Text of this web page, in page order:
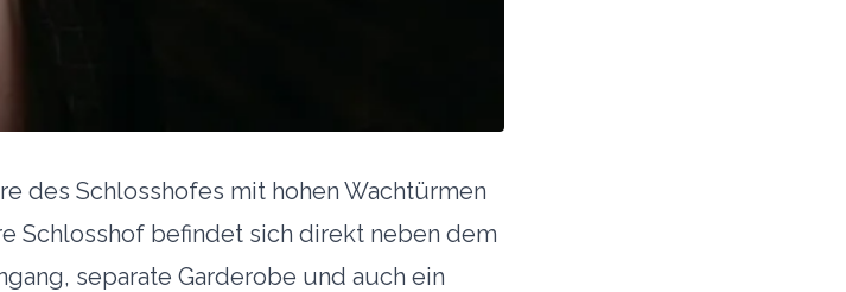
des Schlosshofes mit hohen Wachtürmen
Schlosshof befindet sich direkt neben dem
separate Garderobe und auch ein